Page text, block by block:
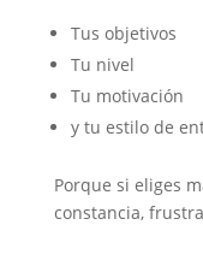
Tus objetivos
Tu nivel
Tu motivación
y tu estilo de
Porque si eliges
constancia,